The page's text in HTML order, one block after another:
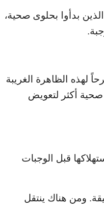
بدأوا بحلوى صحية،
لهذه الظاهرة الغريبة
صحية أكثر لتعويض
قبل الوجبات
ومن هناك ينتقل